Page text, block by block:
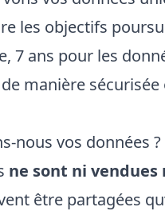
les objectifs
7 ans pour les
manière
nous vos données ?
ne sont ni
être partagées